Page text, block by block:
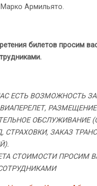
Армильято.
билетов просим
ЕСТЬ ВОЗМОЖНОСТЬ
ОБСЛУЖИВАНИЕ
СТРАХОВКИ, ЗАКАЗ
СТОИМОСТИ ПРОСИМ